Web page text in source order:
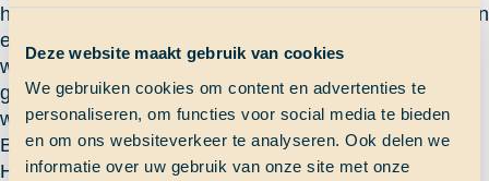
Deze website maakt gebruik van cookies
We gebruiken cookies om content en advertenties te
personaliseren, om functies voor social media te bieden
en om ons websiteverkeer te analyseren. Ook delen we
informatie over uw gebruik van onze site met onze
hele hoge snelheid er kwam een grote golf van achteren
en we gingen voor een paar seconden 17 knopen. Dit
was een uitzondering maar het meeste van de tijd
gingen we met een snelheid van 9 tot 12 knopen. Dit
weer ging door tot we aan kwamen in Panama (San
Blas eilanden).
Het is heel gaaf om met dit soort weer te varen, het